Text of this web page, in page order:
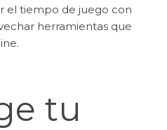
el tiempo de juego con
herramientas que
tu